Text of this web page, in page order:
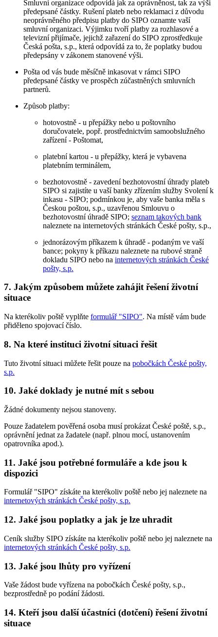
Smluvní organizace odpovídá jak za oprávněnost, tak za výši
předepsané částky. Rušení plateb nebo reklamaci z důvodu
neoprávněného předpisu platby do SIPO oznamte vaší
smluvní organizaci. Výjimku tvoří platby za rozhlasové a
televizní přijímače, jejichž zařazení do SIPO zprostředkuje
Česká pošta, s.p., která odpovídá za to, že poplatky budou
předepsány v zákonem stanovené výši.
Pošta od vás bude měsíčně inkasovat v rámci SIPO
předepsané částky ve prospěch zúčastněných smluvních
partnerů.
Způsob platby:
hotovostně - u přepážky nebo u poštovního
doručovatele, popř. prostřednictvím samoobslužného
zařízení - Poštomat,
platební kartou - u přepážky, která je vybavena
platebním terminálem,
bezhotovostně - zavedení bezhotovostní úhrady plateb
SIPO si zajistíte u vaší banky zřízením služby Svolení k
inkasu - SIPO; podmínkou je, aby vaše banka měla s
Českou poštou, s.p., uzavřenou Smlouvu o
bezhotovostní úhradě SIPO; seznam takových bank
naleznete na internetových stránkách České pošty, s.p.,
jednorázovým příkazem k úhradě - podaným ve vaší
bance; pokyny k příkazu naleznete na rubové straně
dokladu SIPO nebo na internetových stránkách České
pošty, s.p.
7. Jakým způsobem můžete zahájit řešení životní
situace
Na kterékoliv poště vyplňte formulář "SIPO". Na místě vám bude
přiděleno spojovací číslo.
8. Na které instituci životní situaci řešit
Tuto životní situaci můžete řešit pouze na pobočkách České pošty,
s.p.
10. Jaké doklady je nutné mít s sebou
Žádné dokumenty nejsou stanoveny.
Pouze žadatelem pověřená osoba musí prokázat České poště, s.p.,
oprávnění jednat za žadatele (např. plnou mocí, ustanovením
opatrovníka apod.).
11. Jaké jsou potřebné formuláře a kde jsou k
dispozici
Formulář "SIPO" získáte na kterékoliv poště nebo jej naleznete na
internetových stránkách České pošty, s.p.
12. Jaké jsou poplatky a jak je lze uhradit
Ceník služby SIPO získáte na kterékoliv poště nebo jej naleznete na
internetových stránkách České pošty, s.p.
13. Jaké jsou lhůty pro vyřízení
Vaše žádost bude vyřízena na pobočkách České pošty, s.p.,
bezprostředně po podání žádosti.
14. Kteří jsou další účastníci (dotčení) řešení životní
situace